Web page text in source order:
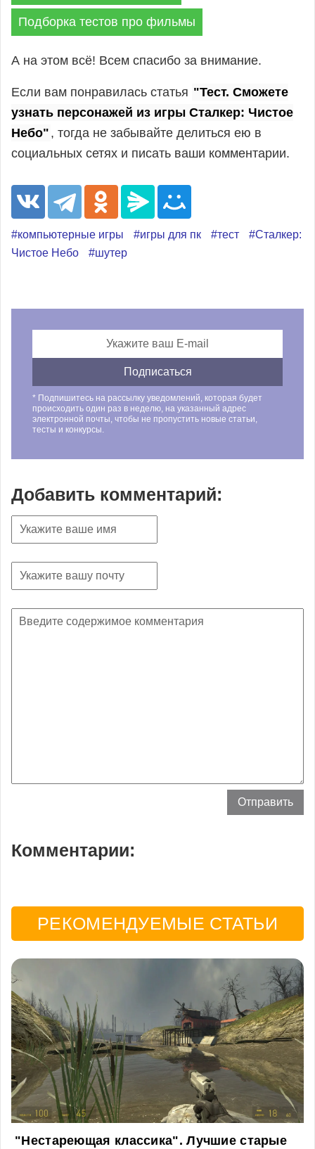
Подборка тестов про фильмы
А на этом всё! Всем спасибо за внимание.
Если вам понравилась статья "Тест. Сможете
узнать персонажей из игры Сталкер: Чистое
Небо" , тогда не забывайте делиться ею в
социальных сетях и писать ваши комментарии.
#компьютерные игры #игры для пк #тест
#Сталкер:
Чистое Небо
#шутер
* Подпишитесь на рассылку уведомлений, которая будет
происходить один раз в неделю, на указанный адрес
электронной почты, чтобы не пропустить новые статьи,
тесты и конкурсы.
Добавить комментарий:
Комментарии:
РЕКОМЕНДУЕМЫЕ СТАТЬИ
"Нестареющая классика". Лучшие старые